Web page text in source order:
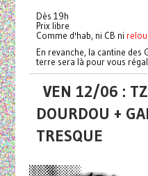
Dès 19h
Prix libre
Comme d'hab, ni CB ni
En revanche, la cantine des
terre sera là pour vous
VEN 12/06 :
DOURDOU +
TRESQUE